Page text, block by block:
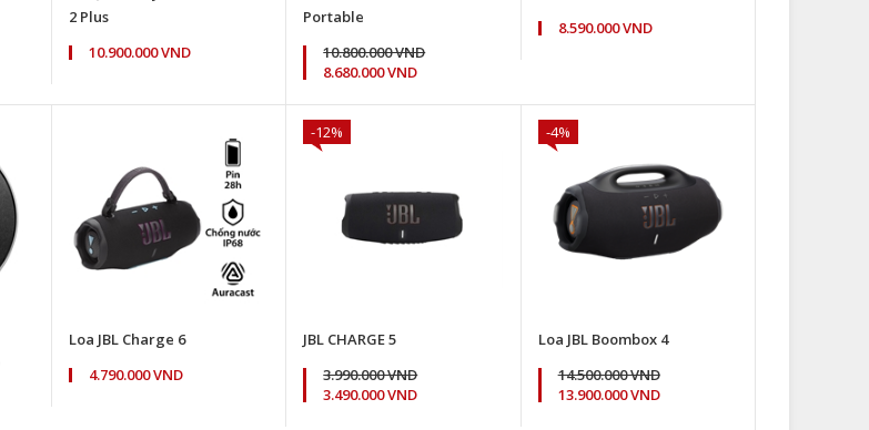
2 Plus
10.900.000 VND
Portable
10.800.000 VND
8.680.000 VND
8.590.000 VND
Loa JBL Charge 6
4.790.000 VND
-12%
JBL CHARGE 5
3.990.000 VND
3.490.000 VND
-4%
Loa JBL Boombox 4
14.500.000 VND
13.900.000 VND